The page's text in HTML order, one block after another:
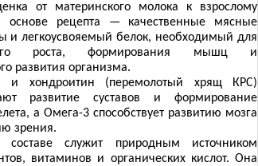
от материнского молока к взрослому
основе рецепта — качественные мясные
и легкоусвояемый белок, необходимый для
роста, формирования мышц и
развития организма.
и хондроитин (перемолотый хрящ КРС)
развитие суставов и формирование
а Омега-3 способствует развитию мозга
зрения.
служит природным источником
витаминов и органических кислот. Она